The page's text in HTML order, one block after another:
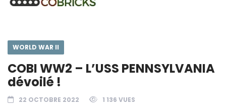
WORLD WAR II
COBI WW2 – L’USS PENNSYLVANIA
dévoilé !
22 OCTOBRE 2022 1 136 VUES